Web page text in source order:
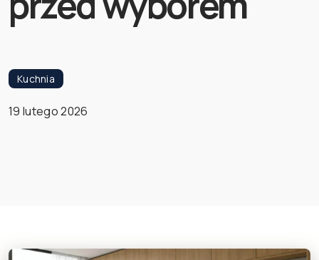
Kuchnia
19 lutego 2026